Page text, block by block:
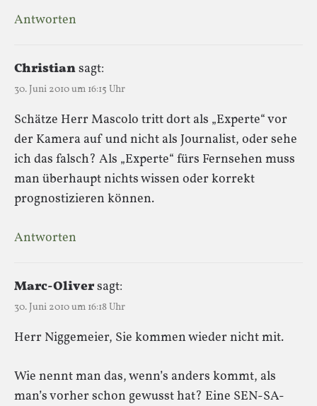
Antworten
Christiansagt:
30. Juni 2010 um 16:15 Uhr
Schätze Herr Mascolo tritt dort als „Experte“ vor
der Kamera auf und nicht als Journalist, oder sehe
ich das falsch? Als „Experte“ fürs Fernsehen muss
man überhaupt nichts wissen oder korrekt
prognostizieren können.
Antworten
Marc-Oliversagt:
30. Juni 2010 um 16:18 Uhr
Herr Niggemeier, Sie kommen wieder nicht mit.
Wie nennt man das, wenn’s anders kommt, als
man’s vorher schon gewusst hat? Eine SEN-SA-